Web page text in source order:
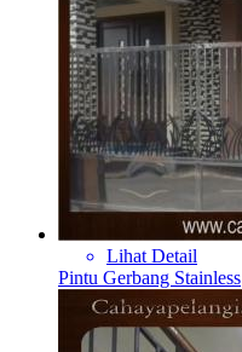
Lihat Detail
Pintu Gerbang Stainless